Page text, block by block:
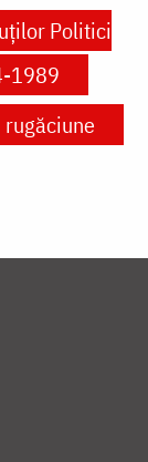
Politici
1989
rugăciune